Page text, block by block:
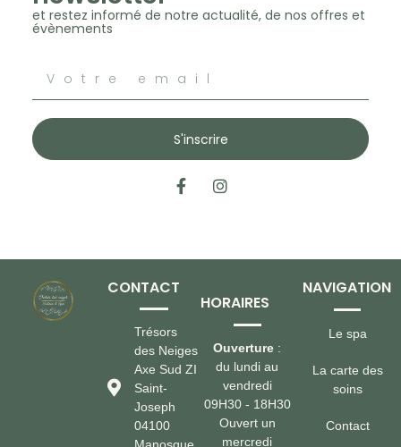
et restez informé de notre actualité, de nos offres et
évènements
S'inscrire
CONTACT
Trésors
des Neiges
Axe Sud ZI
Saint-
Joseph
04100
Manosque
HORAIRES
Ouverture :
du lundi au
vendredi
09H30 - 18H30
Ouvert un
mercredi
NAVIGATION
Le spa
La carte des
soins
Contact